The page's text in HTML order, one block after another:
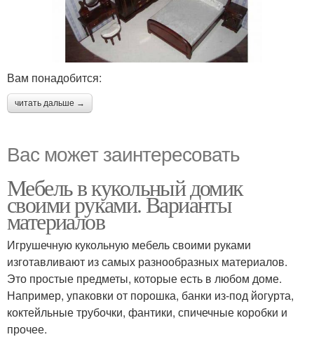
Вам понадобится:
читать дальше →
Вас может заинтересовать
Мебель в кукольный домик
своими руками. Варианты
материалов
Игрушечную кукольную мебель своими руками
изготавливают из самых разнообразных материалов.
Это простые предметы, которые есть в любом доме.
Например, упаковки от порошка, банки из-под йогурта,
коктейльные трубочки, фантики, спичечные коробки и
прочее.